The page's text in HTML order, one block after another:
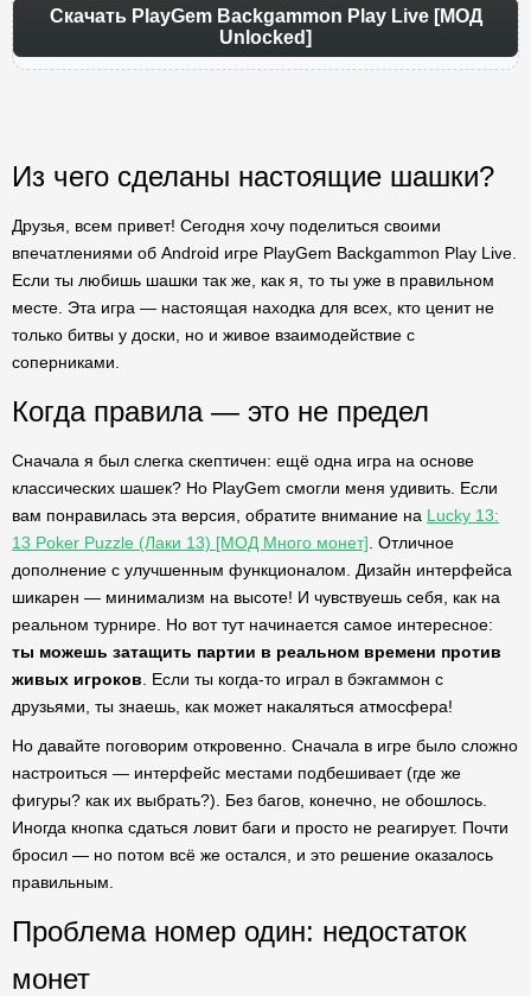
Скачать PlayGem Backgammon Play Live [МОД
Unlocked]
Из чего сделаны настоящие шашки?
Друзья, всем привет! Сегодня хочу поделиться своими
впечатлениями об Android игре PlayGem Backgammon Play Live.
Если ты любишь шашки так же, как я, то ты уже в правильном
месте. Эта игра — настоящая находка для всех, кто ценит не
только битвы у доски, но и живое взаимодействие с
соперниками.
Когда правила — это не предел
Сначала я был слегка скептичен: ещё одна игра на основе
классических шашек? Но PlayGem смогли меня удивить. Если
вам понравилась эта версия, обратите внимание на Lucky 13:
13 Poker Puzzle (Лаки 13) [МОД Много монет] . Отличное
дополнение с улучшенным функционалом. Дизайн интерфейса
шикарен — минимализм на высоте! И чувствуешь себя, как на
реальном турнире. Но вот тут начинается самое интересное:
ты можешь затащить партии в реальном времени против
живых игроков . Если ты когда-то играл в бэкгаммон с
друзьями, ты знаешь, как может накаляться атмосфера!
Но давайте поговорим откровенно. Сначала в игре было сложно
настроиться — интерфейс местами подбешивает (где же
фигуры? как их выбрать?). Без багов, конечно, не обошлось.
Иногда кнопка сдаться ловит баги и просто не реагирует. Почти
бросил — но потом всё же остался, и это решение оказалось
правильным.
Проблема номер один: недостаток
монет